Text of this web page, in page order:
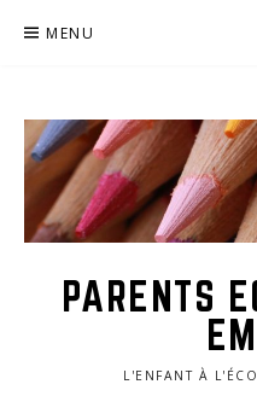
MENU
PARENTS
L'ENFANT À